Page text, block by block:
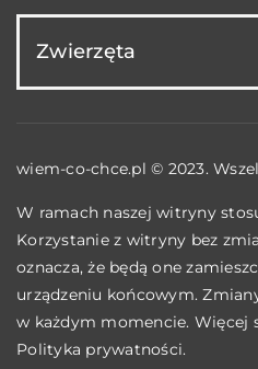
Zwierzęta
wiem-co-chce.pl © 2023.
W ramach naszej witryny
Korzystanie z witryny bez
oznacza, że będą one
urządzeniu końcowym.
w każdym momencie. Więcej
Polityka prywatności.